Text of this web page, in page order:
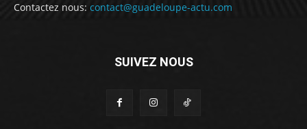
Contactez nous: contact@guadeloupe-actu.com
SUIVEZ NOUS